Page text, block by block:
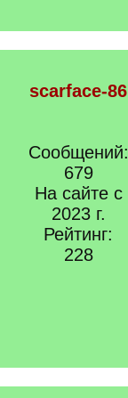
scarface-86
Сообщений:
679
На сайте с
2023 г.
Рейтинг:
228